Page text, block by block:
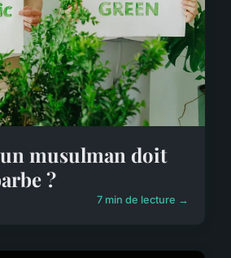
musulman doit
?
7 min de lecture →